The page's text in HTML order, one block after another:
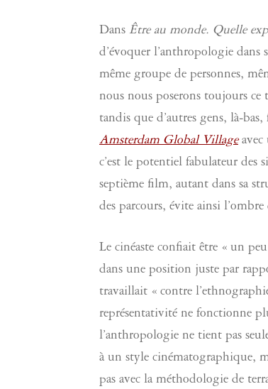
DansÊtre au monde. Quelle
d’évoquer l’anthropologie
même groupe de personnes,
nous nous poserons toujours ce
tandis que d’autres gens, là-
Amsterdam Global Villageavec
c’est le potentiel fabulateur des
septième film, autant dans sa
des parcours, évite ainsi
Le cinéaste confiait être « un
dans une position juste par
travaillait « contre
représentativité ne fonctionne
l’anthropologie ne tient pas
à un style cinématographique,
pas avec la méthodologie de